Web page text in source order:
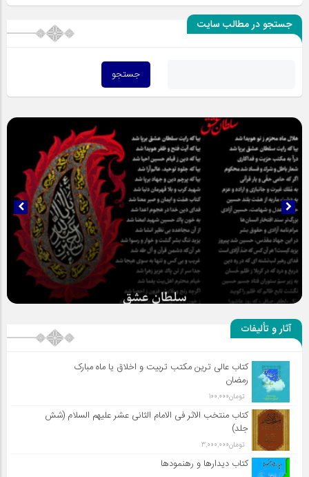
جستجو در مطالب سایت
سلطان عشق
آثار و تألیفات
کتاب عالی ترین مکتب تربیت و اخلاق یا ماه مبارک
رمضان
تومان100,000
کتاب منتخب الاثر فی الامام الثانی عشر علیهم السلام (شش
جلد)
تومان3,000,000
کتاب دیدارها و رهنمودها